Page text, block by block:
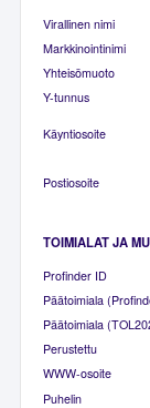
Virallinen nimi
Markkinointinimi
Yhteisömuoto
Y-tunnus
Käyntiosoite
Postiosoite
TOIMIALAT JA
Profinder ID
Päätoimiala
Päätoimiala
Perustettu
WWW-osoite
Puhelin